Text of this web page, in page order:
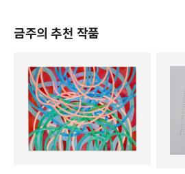
금주의 추천 작품